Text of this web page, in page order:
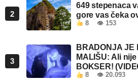
2
649 stepenaca
gore vas čeka
8 👁 153
3
BRADONJA JE
MALIŠU: Ali
BOKSER!
8 👁 20.093